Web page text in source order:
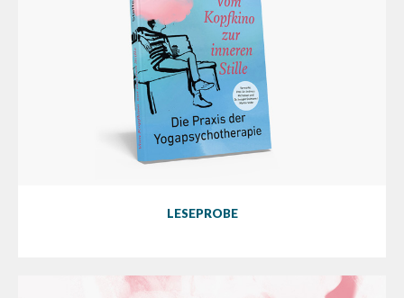
LESEPROBE